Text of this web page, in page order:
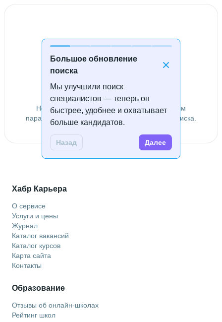
Большое обновление
поиска
Мы улучшили поиск
специалистов — теперь он
быстрее, удобнее и охватывает
больше кандидатов.
Назад Далее
Специалисты не найдены
Не удалось найти специалистов по заданным
параметрам. Попробуйте изменить условия поиска.
Хабр Карьера
О сервисе
Услуги и цены
Журнал
Каталог вакансий
Каталог курсов
Карта сайта
Контакты
Образование
Отзывы об онлайн-школах
Рейтинг школ